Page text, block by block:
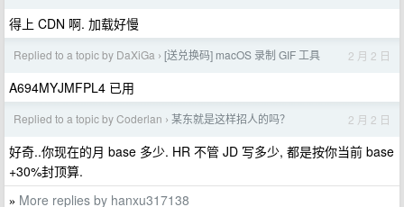
得上 CDN 啊. 加载好慢
Replied to a topic by DaXiGa › [送兑换码] macOS 录制 GIF 工具 2 月 2 日
A694MYJMFPL4 已用
Replied to a topic by Coderlan › 某东就是这样招人的吗？ 2 月 2 日
好奇..你现在的月 base 多少. HR 不管 JD 写多少, 都是按你当前 base
+30%封顶算.
» More replies by hanxu317138